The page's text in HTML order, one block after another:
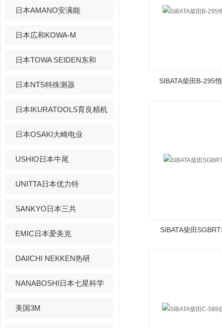
日本AMANO安满能
日本広和KOWA-M
日本TOWA SEIDEN东和
日本NTS特殊测器
日本IKURATOOLS育良精机
日本OSAKI大崎电业
USHIO日本牛尾
UNITTA日本优力特
SANKYO日本三共
EMIC日本爱美克
DAIICHI NEKKEN热研
NANABOSHI日本七星科学
美国3M
SIBATA柴田B-295
SIBATA柴田